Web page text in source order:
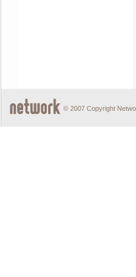
© 2007 Copyright